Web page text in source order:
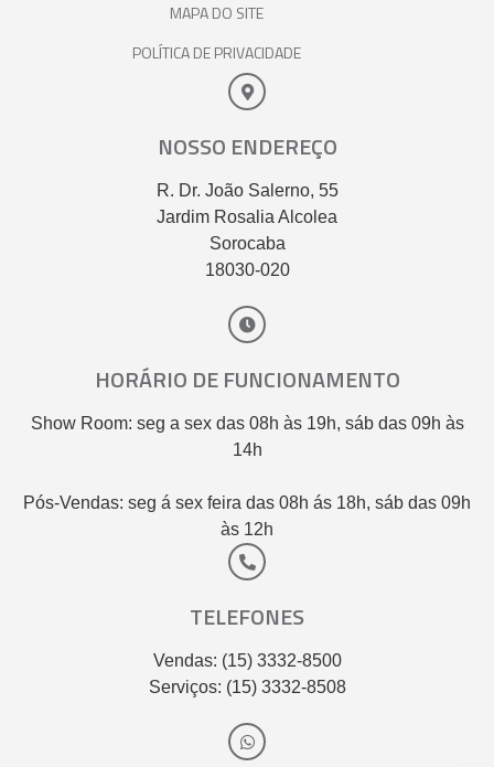
MAPA DO SITE
POLÍTICA DE PRIVACIDADE
NOSSO ENDEREÇO
R. Dr. João Salerno, 55
Jardim Rosalia Alcolea
Sorocaba
18030-020
HORÁRIO DE FUNCIONAMENTO
Show Room: seg a sex das 08h às 19h, sáb das 09h às
14h
Pós-Vendas: seg á sex feira das 08h ás 18h, sáb das 09h
às 12h
TELEFONES
Vendas: (15) 3332-8500
Serviços: (15) 3332-8508